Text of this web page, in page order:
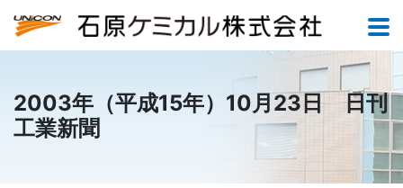
2003年（平成15年）10月23日 日刊
工業新聞